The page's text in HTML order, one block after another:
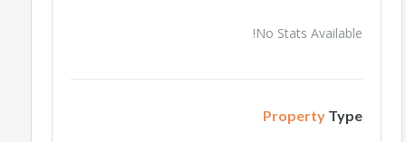
No Stats Available!
Property Type